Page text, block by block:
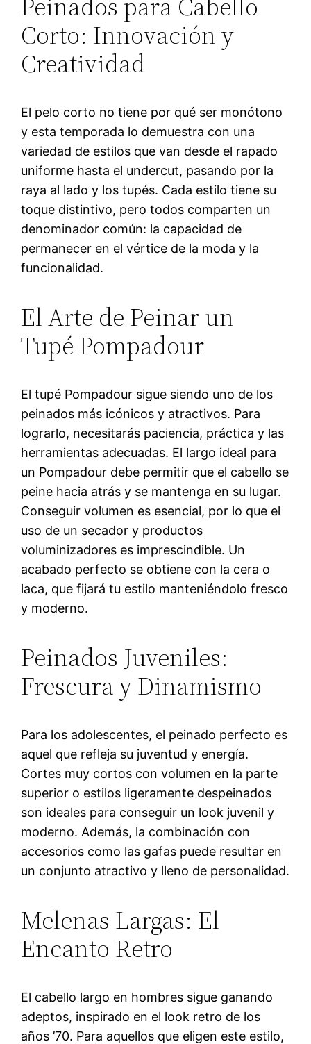
Corto: Innovación y
Creatividad
El pelo corto no tiene por qué ser monótono
y esta temporada lo demuestra con una
variedad de estilos que van desde el rapado
uniforme hasta el undercut, pasando por la
raya al lado y los tupés. Cada estilo tiene su
toque distintivo, pero todos comparten un
denominador común: la capacidad de
permanecer en el vértice de la moda y la
funcionalidad.
El Arte de Peinar un
Tupé Pompadour
El tupé Pompadour sigue siendo uno de los
peinados más icónicos y atractivos. Para
lograrlo, necesitarás paciencia, práctica y las
herramientas adecuadas. El largo ideal para
un Pompadour debe permitir que el cabello se
peine hacia atrás y se mantenga en su lugar.
Conseguir volumen es esencial, por lo que el
uso de un secador y productos
voluminizadores es imprescindible. Un
acabado perfecto se obtiene con la cera o
laca, que fijará tu estilo manteniéndolo fresco
y moderno.
Peinados Juveniles:
Frescura y Dinamismo
Para los adolescentes, el peinado perfecto es
aquel que refleja su juventud y energía.
Cortes muy cortos con volumen en la parte
superior o estilos ligeramente despeinados
son ideales para conseguir un look juvenil y
moderno. Además, la combinación con
accesorios como las gafas puede resultar en
un conjunto atractivo y lleno de personalidad.
Melenas Largas: El
Encanto Retro
El cabello largo en hombres sigue ganando
adeptos, inspirado en el look retro de los
años ’70. Para aquellos que eligen este estilo,